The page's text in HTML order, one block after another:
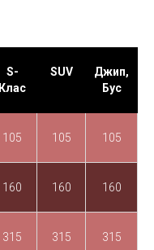
S-
Клас
SUV
Джип,
Бус
105 105 105
160 160 160
315 315 315